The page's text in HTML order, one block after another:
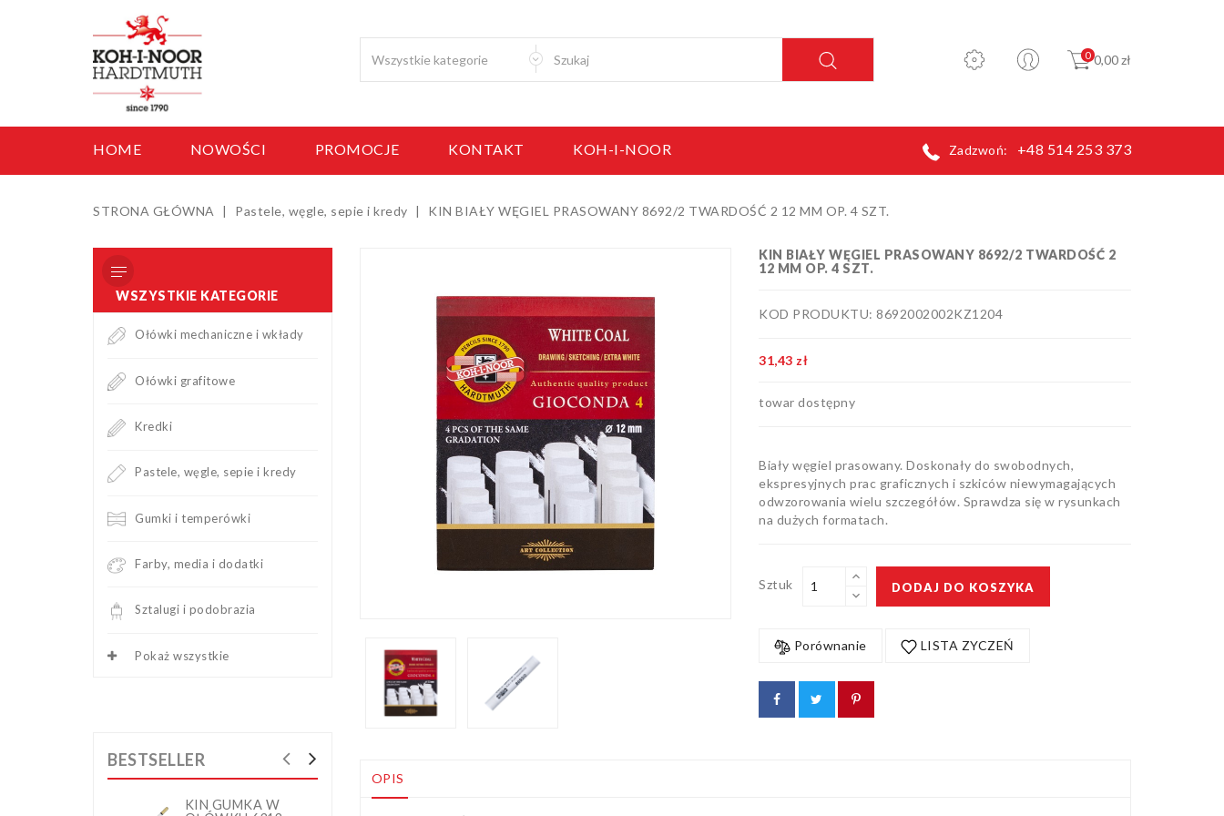
0 0,00 zł
HOME NOWOŚCI PROMOCJE KONTAKT KOH-I-NOOR Zadzwoń: +48 514 253 373
STRONA GŁÓWNA Pastele, węgle, sepie i kredy KIN BIAŁY WĘGIEL PRASOWANY 8692/2 TWARDOŚĆ 2 12 MM OP. 4 SZT.
WSZYSTKIE KATEGORIE
Ołówki mechaniczne i wkłady
Ołówki grafitowe
Kredki
Pastele, węgle, sepie i kredy
Gumki i temperówki
Farby, media i dodatki
Sztalugi i podobrazia
Pokaż wszystkie
BESTSELLER
KIN GUMKA W
KIN BIAŁY WĘGIEL PRASOWANY 8692/2 TWARDOŚĆ 2
12 MM OP. 4 SZT.
KOD PRODUKTU: 8692002002KZ1204
31,43 zł
towar dostępny
Biały węgiel prasowany. Doskonały do swobodnych,
ekspresyjnych prac graficznych i szkiców niewymagających
odwzorowania wielu szczegółów. Sprawdza się w rysunkach
na dużych formatach.
Sztuk DODAJ DO KOSZYKA
Porównanie LISTA ZYCZEŃ
OPIS